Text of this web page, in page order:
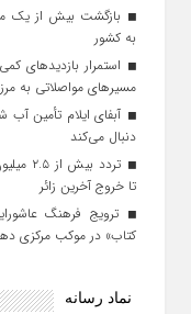
به کشور
استمرار بازدیدهای
مسیرهای مواصلاتی به
آبفای ایلام تأمین آب
دنبال می‌کند
تردد
تا خروج آخرین زائر
ترویج فرهنگ
کتاب» در موکب مرکزی
نماد رسانه